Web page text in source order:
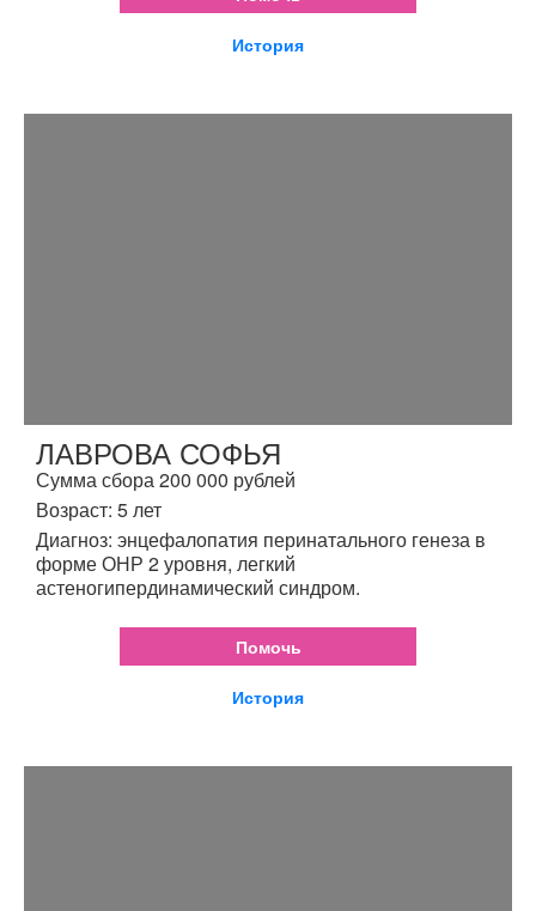
История
ЛАВРОВА СОФЬЯ
Сумма сбора 200 000 рублей
Возраст: 5 лет
Диагноз: энцефалопатия перинатального генеза в
форме ОНР 2 уровня, легкий
астеногипердинамический синдром.
Помочь
История